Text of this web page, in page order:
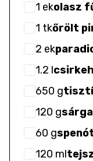
1 ekolasz
1 tkőrölt
2 ek
1.2 l
650 g
120 g
60 g
120 ml